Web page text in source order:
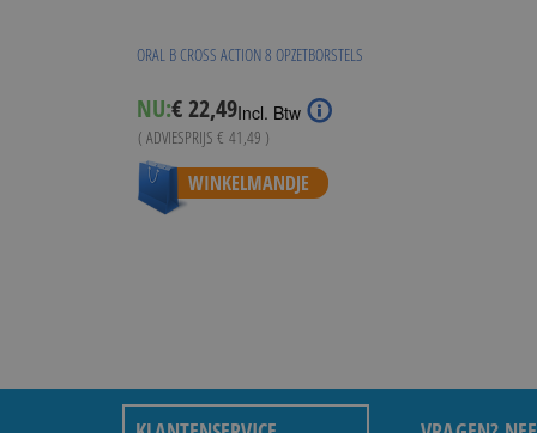
ORAL B CROSS ACTION 8 OPZETBORSTELS
NU:Special
Price
€ 22,49Incl. Btw
( ADVIESPRIJS € 41,49 )
WINKELMANDJE